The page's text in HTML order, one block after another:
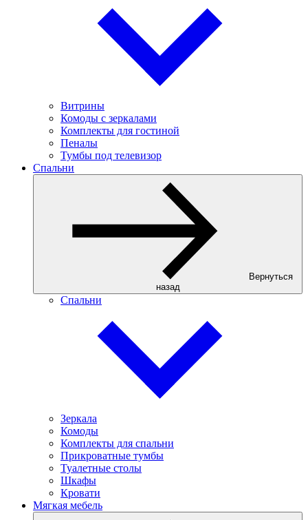
Витрины
Комоды с зеркалами
Комплекты для гостиной
Пеналы
Тумбы под телевизор
Спальни
Вернуться
назад
Спальни
Зеркала
Комоды
Комплекты для спальни
Прикроватные тумбы
Туалетные столы
Шкафы
Кровати
Мягкая мебель